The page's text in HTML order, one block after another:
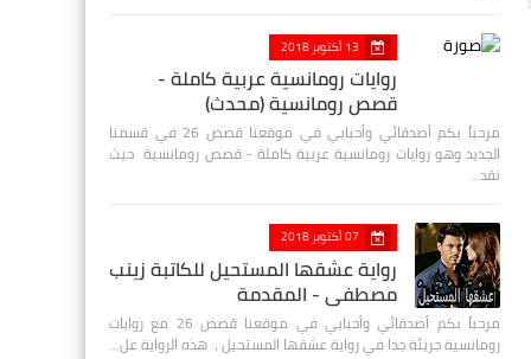
13 أكتوبر 2018
روايات رومانسية عربية كاملة -
قصص رومانسية (محدث)
مرحباً بكم أصدقائي وأحبابي في موقعنا قصص 26 في قسمنا
الجديد وهو روايات رومانسية عربية كاملة - قصص رومانسية حيث
نقد…
07 أكتوبر 2018
رواية عشقها المستحيل للكاتبة زينب
مصطفي - المقدمة
مرحباً بكم أصدقائي وأحبابي في موقعنا قصص 26 مع روايات
رومانسية جريئة جدا في رواية عشقها المستحيل ، هذه الرواية عل…